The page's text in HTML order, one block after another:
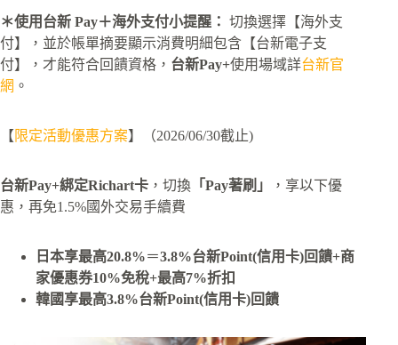
＊使用台新 Pay＋海外支付小提醒： 切換選擇【海外支
付】，並於帳單摘要顯示消費明細包含【台新電子支
付】，才能符合回饋資格， 台新Pay+使用場域詳台新官
網 。
【 限定活動優惠方案】（2026/06/30截止)
台新Pay+綁定Richart卡 ，切換 「Pay著刷」
，享以下優
惠，再免1.5%國外交易手續費
日本享最高20.8%＝3.8%台新Point(信用卡)回饋+商
家優惠券10%免稅+最高7%折扣
韓國享最高3.8%台新Point(信用卡)回饋